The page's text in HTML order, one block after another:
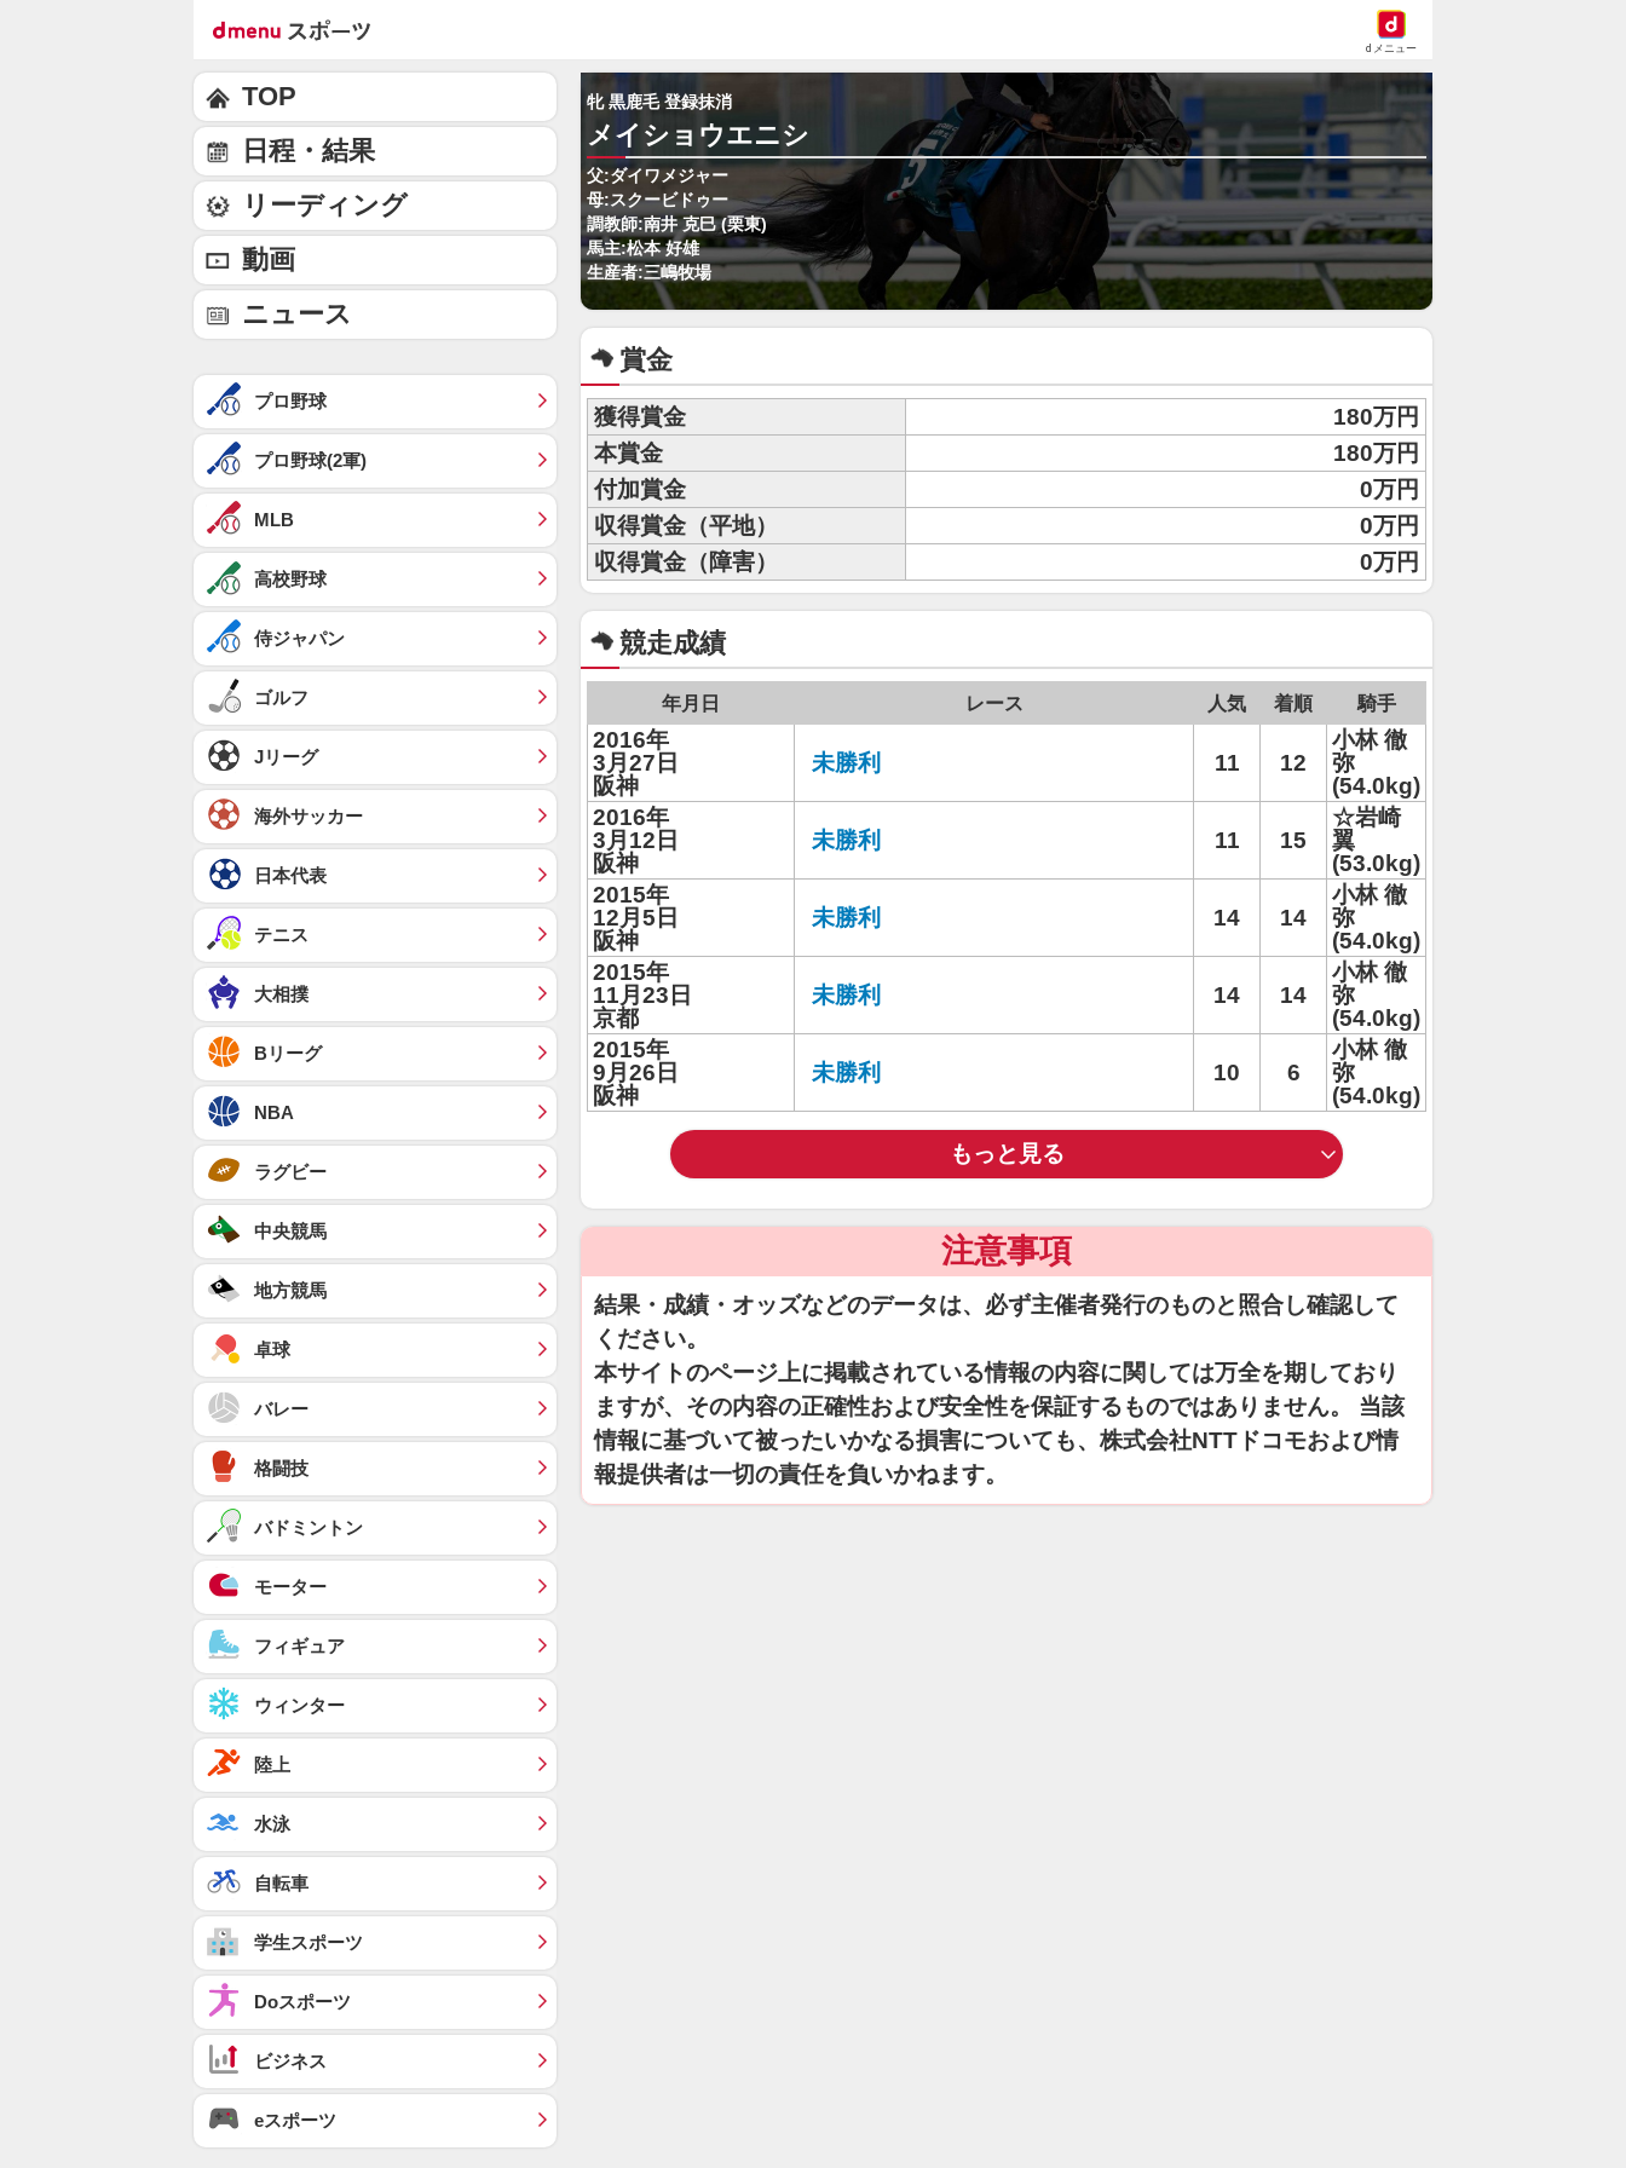
dメニュー
牝 黒鹿毛 登録抹消
メイショウエニシ
父:ダイワメジャー
母:スクービドゥー
調教師:南井 克巳 (栗東)
馬主:松本 好雄
生産者:三嶋牧場
賞金
獲得賞金
180万円
本賞金
180万円
付加賞金
0万円
収得賞金（平地）
0万円
収得賞金（障害）
0万円
競走成績
年月日 レース 人気 着順 騎手
2016年
3月27日
阪神
未勝利 11 12
小林 徹
弥
(54.0kg)
2016年
3月12日
阪神
未勝利 11 15
☆岩崎
翼
(53.0kg)
2015年
12月5日
阪神
未勝利 14 14
小林 徹
弥
(54.0kg)
2015年
11月23日
京都
未勝利 14 14
小林 徹
弥
(54.0kg)
2015年
9月26日
阪神
未勝利 10 6
小林 徹
弥
(54.0kg)
もっと見る
注意事項
結果・成績・オッズなどのデータは、必ず主催者発行のものと照合し確認して
ください。
本サイトのページ上に掲載されている情報の内容に関しては万全を期しており
ますが、その内容の正確性および安全性を保証するものではありません。 当該
情報に基づいて被ったいかなる損害についても、株式会社NTTドコモおよび情
報提供者は一切の責任を負いかねます。
TOP
日程・結果
リーディング
動画
ニュース
プロ野球
プロ野球(2軍)
MLB
高校野球
侍ジャパン
ゴルフ
Jリーグ
海外サッカー
日本代表
テニス
大相撲
Bリーグ
NBA
ラグビー
中央競馬
地方競馬
卓球
バレー
格闘技
バドミントン
モーター
フィギュア
ウィンター
陸上
水泳
自転車
学生スポーツ
Doスポーツ
ビジネス
eスポーツ